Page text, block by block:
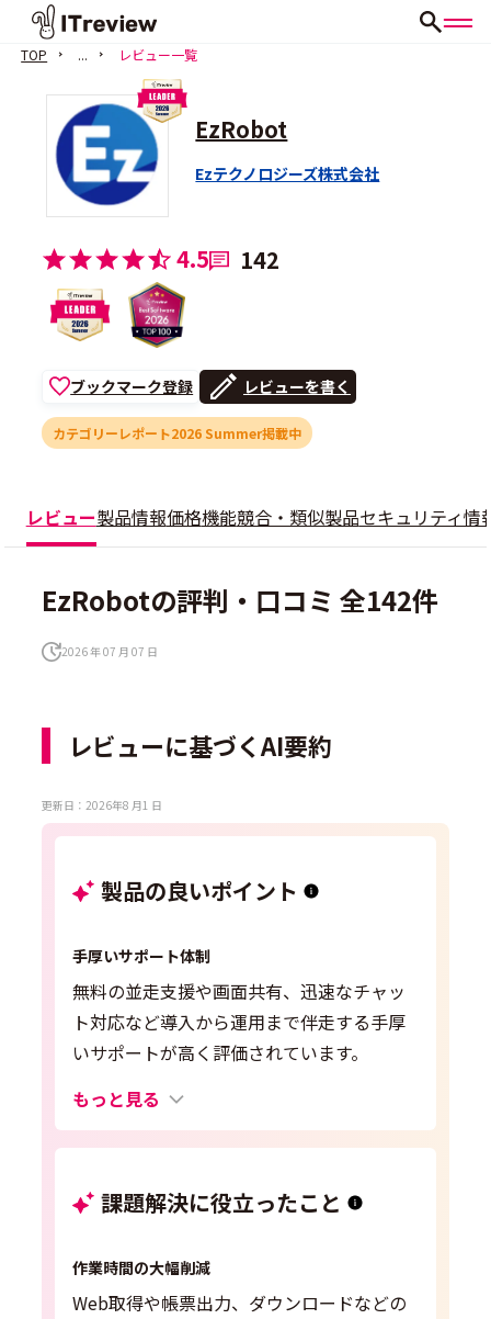
TOP ... レビュー一覧
EzRobot
Ezテクノロジーズ株式会社
4.5 142
ブックマーク登録 レビューを書く
カテゴリーレポート2026 Summer掲載中
レビュー製品情報価格機能競合・類似製品セキュリティ情
EzRobotの評判・口コミ 全142件
2026 年 07 月 07 日
レビューに基づくAI要約
更新日：2026年8 月1 日
製品の良いポイント
手厚いサポート体制
無料の並走支援や画面共有、迅速なチャッ
ト対応など導入から運用まで伴走する手厚
いサポートが高く評価されています。
もっと見る
課題解決に役立ったこと
作業時間の大幅削減
Web取得や帳票出力、ダウンロードなどの